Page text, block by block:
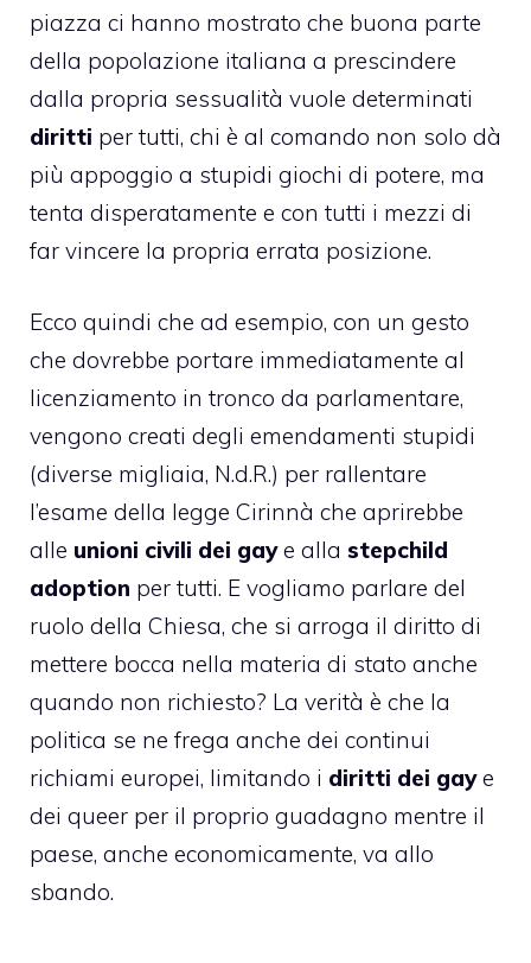
piazza ci hanno mostrato che buona parte
della popolazione italiana a prescindere
dalla propria sessualità vuole determinati
diritti per tutti, chi è al comando non solo dà
più appoggio a stupidi giochi di potere, ma
tenta disperatamente e con tutti i mezzi di
far vincere la propria errata posizione.
Ecco quindi che ad esempio, con un gesto
che dovrebbe portare immediatamente al
licenziamento in tronco da parlamentare,
vengono creati degli emendamenti stupidi
(diverse migliaia, N.d.R.) per rallentare
l’esame della legge Cirinnà che aprirebbe
alle unioni civili dei gaye alla stepchild
adoption per tutti. E vogliamo parlare del
ruolo della Chiesa, che si arroga il diritto di
mettere bocca nella materia di stato anche
quando non richiesto? La verità è che la
politica se ne frega anche dei continui
richiami europei, limitando i diritti dei gaye
dei queer per il proprio guadagno mentre il
paese, anche economicamente, va allo
sbando.